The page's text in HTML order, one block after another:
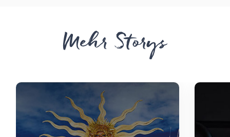
Mehr Storys